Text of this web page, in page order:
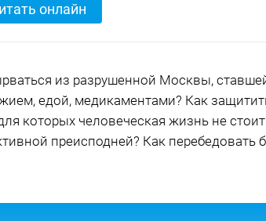
онлайн
из разрушенной Москвы,
едой, медикаментами? Как
которых человеческая жизнь не
преисподней? Как